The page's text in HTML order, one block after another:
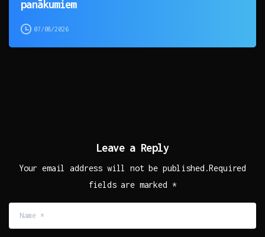
panākumiem
07/08/2026
Leave a Reply
Your email address will not be published.Required
fields are marked *